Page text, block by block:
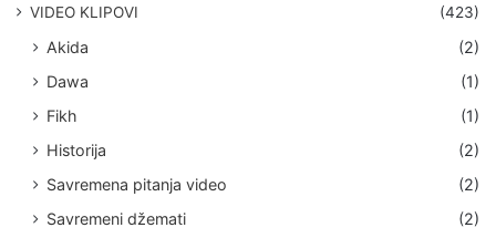
VIDEO KLIPOVI
(423)
Akida
(2)
Dawa
(1)
Fikh
(1)
Historija
(2)
Savremena pitanja video
(2)
Savremeni džemati
(2)